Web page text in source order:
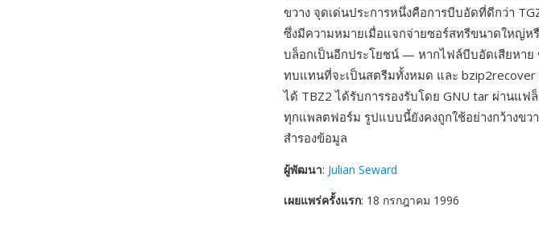
ขวาง จุดเด่นประการหนึ่งคือการบีบอัดที่ดีกว่า
ซึ่งมีความหมายเมื่อแจกจ่ายซอร์สทรีขนาดใหญ่
บล็อกเป็นอีกประโยชน์ — หากไฟล์บีบอัดเสียหา
ทบแทนที่จะเป็นสตรีมทั้งหมด และ
ได้ TBZ2 ได้รับการรองรับโดย GNU tar ผ่านแ
ทุกแพลตฟอร์ม รูปแบบนี้ยังคงถูกใช้อย่างกว้างขว
สำรองข้อมูล
ผู้พัฒนา: Julian Seward
เผยแพร่ครั้งแรก: 18 กรกฎาคม 1996